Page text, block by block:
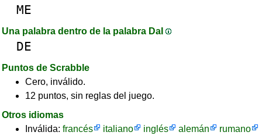
ME
Una palabra dentro de la palabra DaI
DE
Puntos de Scrabble
Cero, inválido.
12 puntos, sin reglas del juego.
Otros idiomas
Inválida: francés italiano inglés alemán
rumano